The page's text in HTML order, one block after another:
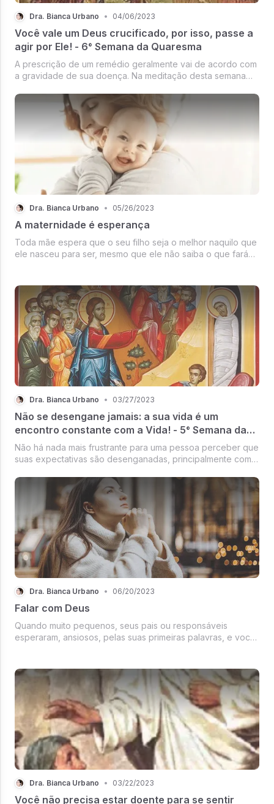
Dra. Bianca Urbano • 04/06/2023
Você vale um Deus crucificado, por isso, passe a
agir por Ele! - 6° Semana da Quaresma
A prescrição de um remédio geralmente vai de acordo com
a gravidade de sua doença. Na meditação desta semana
necessidade da medicação devida de acordo
Dra. Bianca Urbano • 05/26/2023
A maternidade é esperança
Toda mãe espera que o seu filho seja o melhor naquilo que
ele nasceu para ser, mesmo que ele não saiba o que fará
Dra. Bianca Urbano • 03/27/2023
Não se desengane jamais: a sua vida é um
encontro constante com a Vida! - 5° Semana da
Quaresma
Não há nada mais frustrante para uma pessoa perceber que
suas expectativas são desenganadas, principalmente com
Dra. Bianca Urbano • 06/20/2023
Falar com Deus
Quando muito pequenos, seus pais ou responsáveis
esperaram, ansiosos, pelas suas primeiras palavras, e você
Dra. Bianca Urbano • 03/22/2023
Você não precisa estar doente para se sentir